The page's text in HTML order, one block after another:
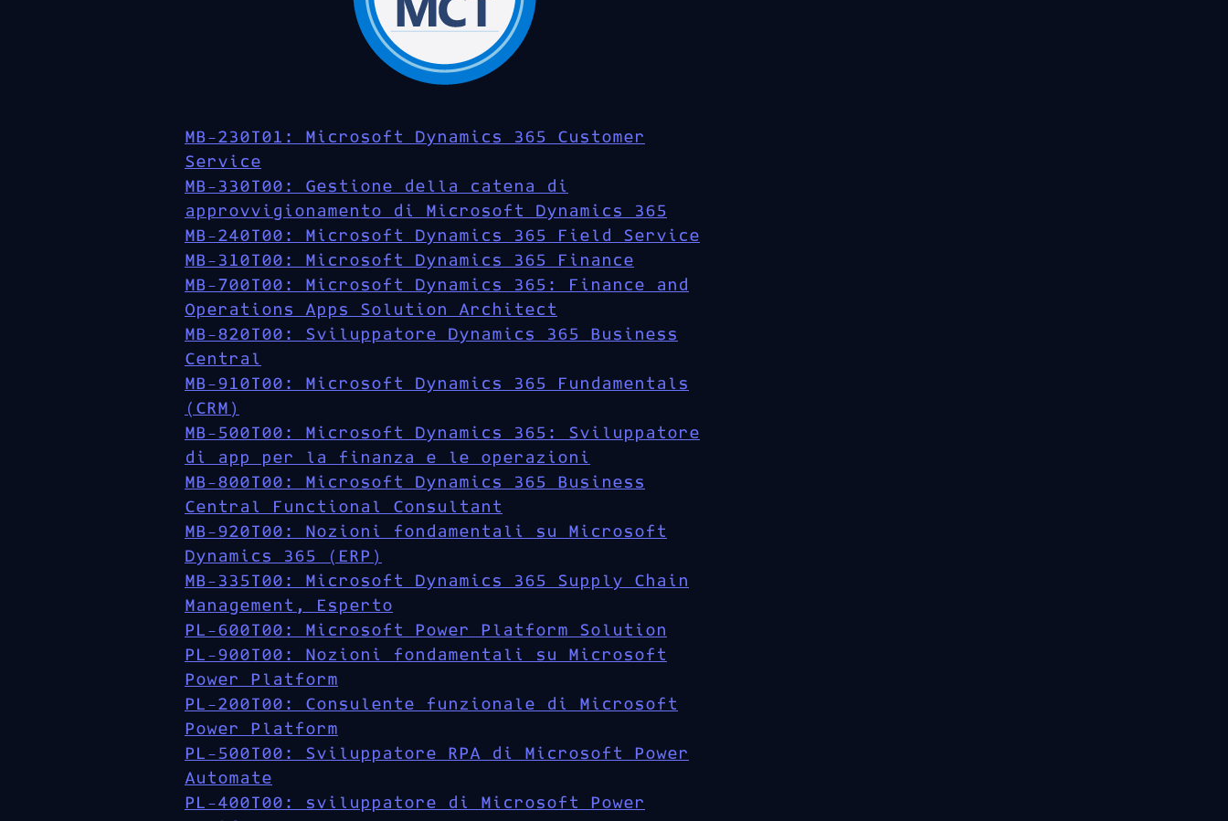
MB-230T01: Microsoft Dynamics 365 Customer
Service
MB-330T00: Gestione della catena di
approvvigionamento di Microsoft Dynamics 365
MB-240T00: Microsoft Dynamics 365 Field Service
MB-310T00: Microsoft Dynamics 365 Finance
MB-700T00: Microsoft Dynamics 365: Finance and
Operations Apps Solution Architect
MB-820T00: Sviluppatore Dynamics 365 Business
Central
MB-910T00: Microsoft Dynamics 365 Fundamentals
(CRM)
MB-500T00: Microsoft Dynamics 365: Sviluppatore
di app per la finanza e le operazioni
MB-800T00: Microsoft Dynamics 365 Business
Central Functional Consultant
MB-920T00: Nozioni fondamentali su Microsoft
Dynamics 365 (ERP)
MB-335T00: Microsoft Dynamics 365 Supply Chain
Management, Esperto
PL-600T00: Microsoft Power Platform Solution
PL-900T00: Nozioni fondamentali su Microsoft
Power Platform
PL-200T00: Consulente funzionale di Microsoft
Power Platform
PL-500T00: Sviluppatore RPA di Microsoft Power
Automate
PL-400T00: sviluppatore di Microsoft Power